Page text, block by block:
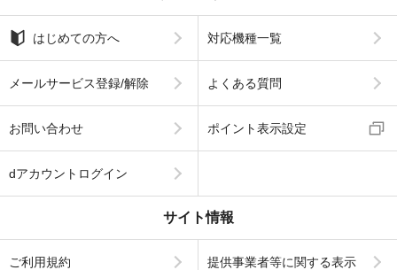
はじめての方へ 対応機種一覧
メールサービス登録/解除 よくある質問
お問い合わせ ポイント表示設定
dアカウントログイン
サイト情報
ご利用規約 提供事業者等に関する表示